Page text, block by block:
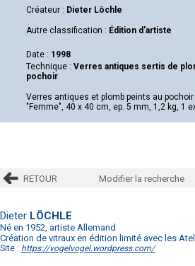
Créateur : Dieter Löchle
Autre classification : Édition d'artiste
Date : 1998
Technique : Verres antiques sertis de
pochoir
Verres antiques et plomb peints au
"Femme", 40 x 40 cm, ep. 5 mm, 1,2 kg, 1
RETOUR Modifier la recherche
Dieter LÖCHLE
Né en 1952, artiste Allemand
Création de vitraux en édition limité avec les
Site : https://vogelvogel.wordpress.com/